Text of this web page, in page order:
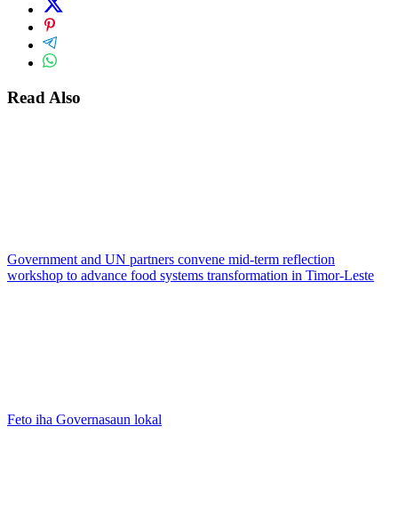
Read Also
Government and UN partners convene mid-term reflection
workshop to advance food systems transformation in Timor-Leste
Feto iha Governasaun lokal